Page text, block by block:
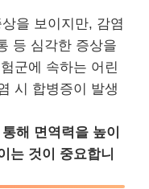
을 보이지만, 감염
등 심각한 증상을
군에 속하는 어린
시 합병증이 발생
해 면역력을 높이
는 것이 중요합니